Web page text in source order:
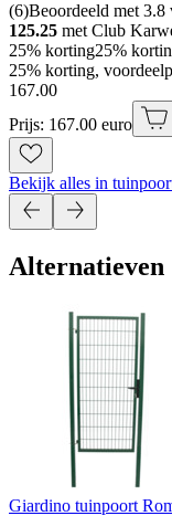
(6)Beoordeeld met 3.8
125.25 met Club
25% korting25%
25% korting,
167.00
Prijs: 167.00 euro
Bekijk alles in
Alternatieven
Giardino tuinpoort